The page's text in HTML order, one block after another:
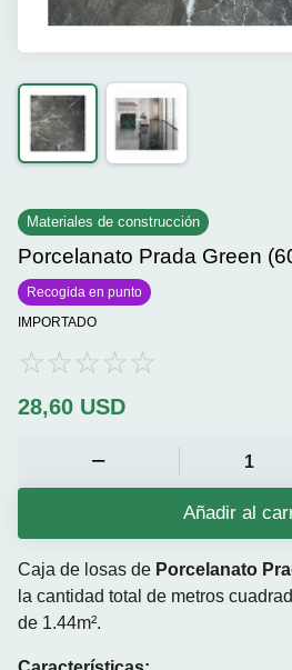
Materiales de construcción
Porcelanato Prada Green
Recogida en punto
IMPORTADO
28,60 USD
Añadir al
Caja de losas de Porcelanato
la cantidad total de metros
de 1.44m².